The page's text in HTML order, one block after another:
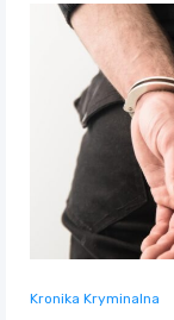
Kronika Kryminalna